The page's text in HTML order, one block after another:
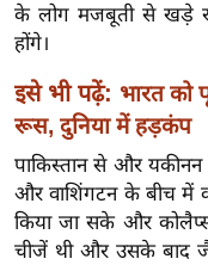
बॉ
ली
वु
ड
हॉ
ली
वु
ड
के लोग मजबूती से खड़े
होंगे।
इसे भी पढ़ें: भारत को
रूस, दुनिया में हड़कंप
पाकिस्तान से और यकीनन
और वाशिंगटन के बीच में
किया जा सके और कोलैप्स
चीजें थी और उसके बाद